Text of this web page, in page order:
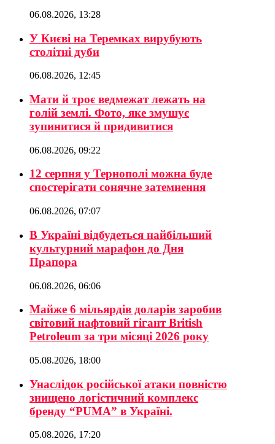
06.08.2026, 13:28
У Києві на Теремках вирубують
столітні дуби
06.08.2026, 12:45
Мати й троє ведмежат лежать на
голій землі. Фото, яке змушує
зупинитися й придивитися
06.08.2026, 09:22
12 серпня у Тернополі можна буде
спостерігати сонячне затемнення
06.08.2026, 07:07
В Україні відбудеться найбільший
культурний марафон до Дня
Прапора
06.08.2026, 06:06
Майже 6 мільярдів доларів заробив
світовий нафтовий гігант British
Petroleum за три місяці 2026 року
05.08.2026, 18:00
Унаслідок російської атаки повністю
знищено логістичний комплекс
бренду “PUMA” в Україні.
05.08.2026, 17:20